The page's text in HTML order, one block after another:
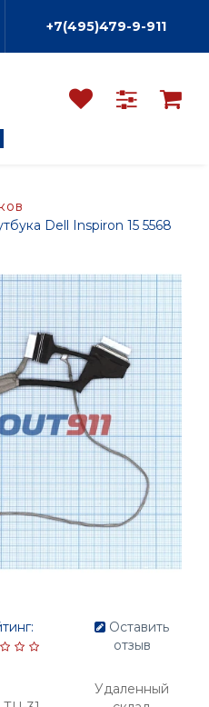
+7(495)479-9-911
Dell Inspiron 15 5568
Оставить
отзыв
Удаленный